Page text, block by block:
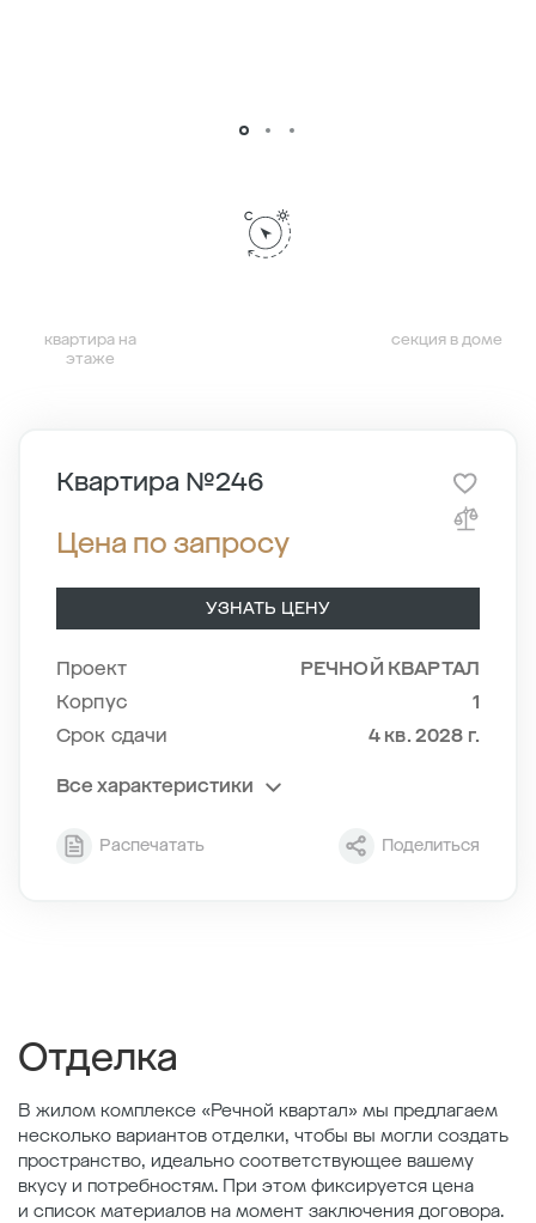
квартира на
этаже
секция в доме
Квартира №246
Цена по запросу
УЗНАТЬ ЦЕНУ
Проект
РЕЧНОЙ КВАРТАЛ
Корпус
1
Срок сдачи
4 кв. 2028 г.
Все характеристики
Секция
2
Распечатать Поделиться
Отделка
В жилом комплексе «Речной квартал» мы предлагаем
несколько вариантов отделки, чтобы вы могли создать
пространство, идеально соответствующее вашему
вкусу и потребностям. При этом фиксируется цена
и список материалов на момент заключения договора.